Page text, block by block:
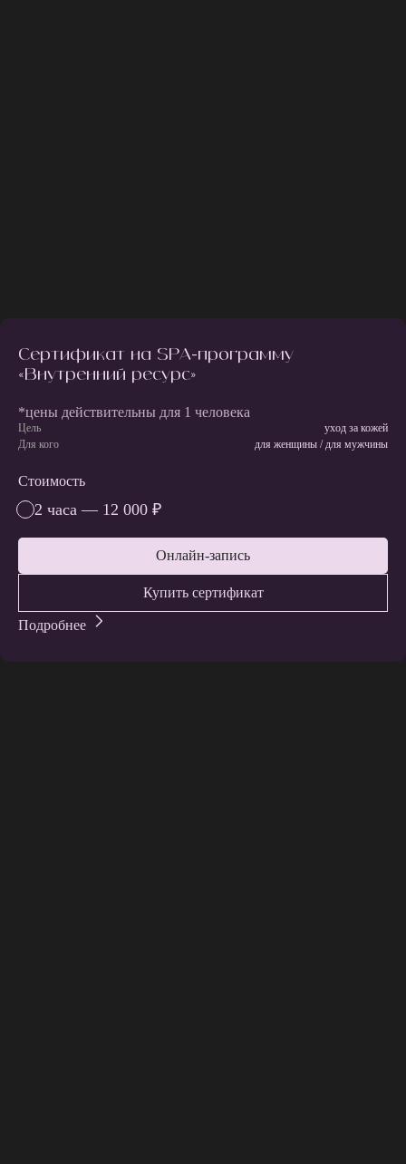
Сертификат на SPA-программу
«Внутренний ресурс»
*цены действительны для 1 человека
Цель
уход за кожей
Для кого
для женщины / для мужчины
Стоимость
2 часа — 12 000 ₽
Онлайн-запись
Купить сертификат
Подробнее